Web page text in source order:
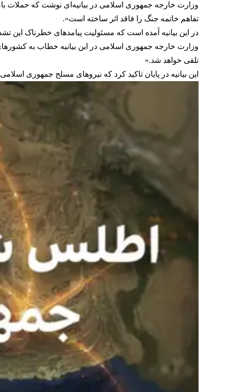
تفاهم خاتمه جنگ را فاقد اثر ساخته است».
در این بیانیه آمده است که مسئولیت پیامدهای خطرناک این
وزارت خارجه جمهوری اسلامی در این بیانیه خطاب به
تلقی خواهد شد.»
این بیانیه در پایان تاکید کرد که نیروهای مسلح جمهوری